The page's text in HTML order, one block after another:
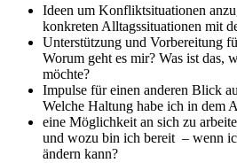
Ideen um Konfliktsituationen
konkreten Alltagssituationen mit
Unterstützung und Vorbereitung
Worum geht es mir? Was ist das,
möchte?
Impulse für einen anderen Blick
Welche Haltung habe ich in dem
eine Möglichkeit an sich zu
und wozu bin ich bereit – wenn
ändern kann?